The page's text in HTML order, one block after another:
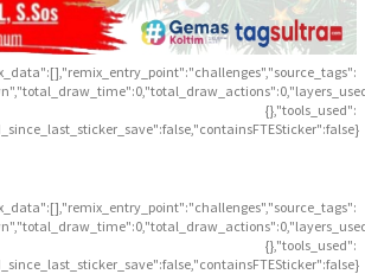
{},"tools_used":
{},"tools_used":